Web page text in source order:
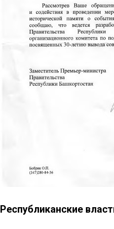
Республиканские